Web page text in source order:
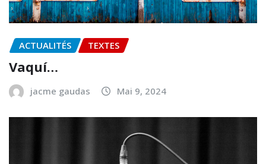
ACTUALITÉS TEXTES
Vaquí…
jacme gaudas Mai 9, 2024